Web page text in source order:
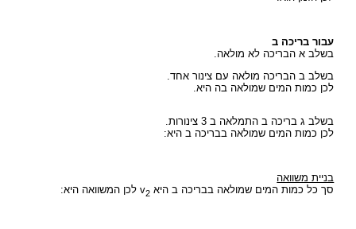
עבור בריכה ב
בשלב א הבריכה לא מולאה.
בשלב ב הבריכה מולאה עם צינור אחד.
לכן כמות המים שמולאה בה היא.
בשלב ג בריכה ב התמלאה ב 3 צינורות.
לכן כמות המים שמולאה בבריכה ב היא:
בניית משוואה
סך כל כמות המים שמולאה בבריכה ב היא v 2 לכן המשוואה היא: